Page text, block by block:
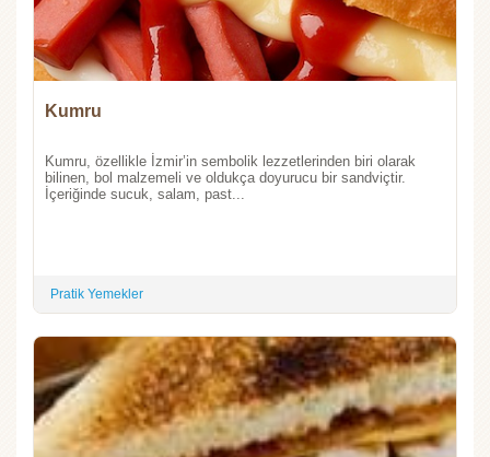
Kumru
Kumru, özellikle İzmir’in sembolik lezzetlerinden biri olarak
bilinen, bol malzemeli ve oldukça doyurucu bir sandviçtir.
İçeriğinde sucuk, salam, past...
Pratik Yemekler